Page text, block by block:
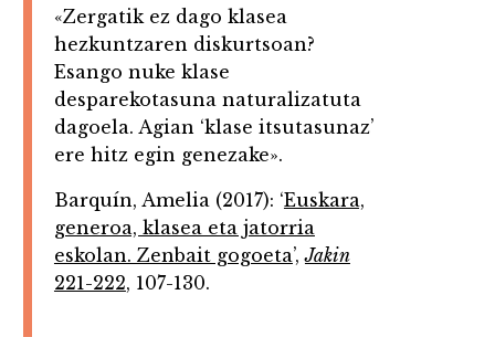
«Zergatik ez dago klasea
hezkuntzaren diskurtsoan?
Esango nuke klase
desparekotasuna naturalizatuta
dagoela. Agian ‘klase itsutasunaz’
ere hitz egin genezake».
Barquín, Amelia (2017): ‘Euskara,
generoa, klasea eta jatorria
eskolan. Zenbait gogoeta’,Jakin
221-222, 107-130.